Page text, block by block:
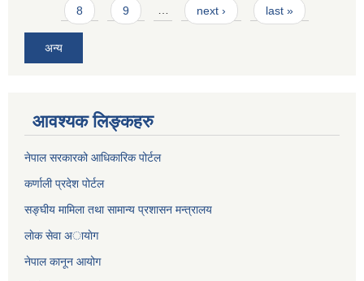
8 9 … next › last »
अन्य
आवश्यक लिङ्कहरु
नेपाल सरकारको आधिकारिक पोर्टल
कर्णाली प्रदेश पोर्टल
सङ्घीय मामिला तथा सामान्य प्रशासन मन्त्रालय
लाेक सेवा अायाेग
नेपाल कानून आयोग